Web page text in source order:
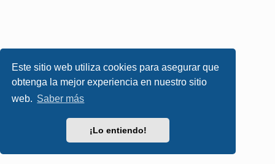
Este sitio web utiliza cookies para asegurar que
obtenga la mejor experiencia en nuestro sitio
web. Saber más
¡Lo entiendo!